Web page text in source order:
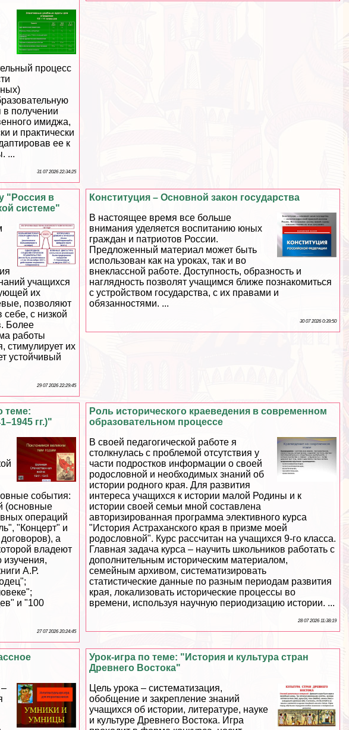
процесс
в получении
имиджа,
и пpaктически
ее к
...
31 07 2026 22:34:25
Конституция – Основной закон государства
В настоящее время все больше
внимания уделяется воспитанию юных
граждан и патриотов России.
Предложенный материал может быть
использован как на уроках, так и во
внеклассной работе. Доступность, образность и
наглядность позволят учащимся ближе познакомиться
с устройством государства, с их правами и
обязанностями. ...
30 07 2026 0:39:50
"Россия в
системе"
учащихся
их
позволяют
с низкой
Более
работы
стимулирует их
устойчивый
29 07 2026 22:29:45
Роль исторического краеведения в современном
образовательном процессе
В своей педагогической работе я
столкнулась с проблемой отсутствия у
части подростков информации о своей
родословной и необходимых знаний об
истории родного края. Для развития
интереса учащихся к истории малой Родины и к
истории своей семьи мной составлена
авторизированная программа элективного курса
"История Астpaxaнского края в призме моей
родословной". Курс рассчитан на учащихся 9-го класса.
Главная задача курса – научить школьников работать с
дополнительным историческим материалом,
семейным архивом, систематизировать
статистические данные по разным периодам развития
края, локализовать исторические процессы во
времени, используя научную периодизацию истории. ...
28 07 2026 11:38:19
теме:
гг.)"
события:
(основные
операций
"Концерт" и
а
владеют
изучения,
А.Р.
и "100
27 07 2026 20:24:45
Урок-игра по теме: "История и культура стран
Древнего Востока"
Цель урока – систематизация,
обобщение и закрепление знаний
учащихся об истории, литературе, науке
и культуре Древнего Востока. Игра